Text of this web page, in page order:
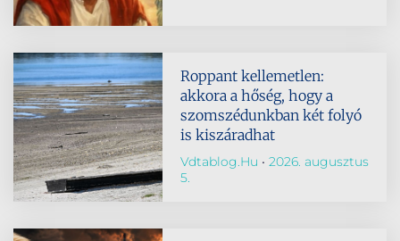
Roppant kellemetlen:
akkora a hőség, hogy a
szomszédunkban két folyó
is kiszáradhat
Vdtablog.hu
2026. augusztus
5.